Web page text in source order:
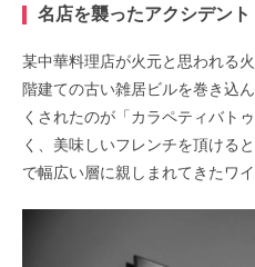
名店を襲ったアクシデント
某中華料理店が火元と思われる
階建ての古い雑居ビルを巻き込ん
くされたのが「カラペティバトゥ
く、美味しいフレンチを頂けると
で幅広い層に親しまれてきたワ